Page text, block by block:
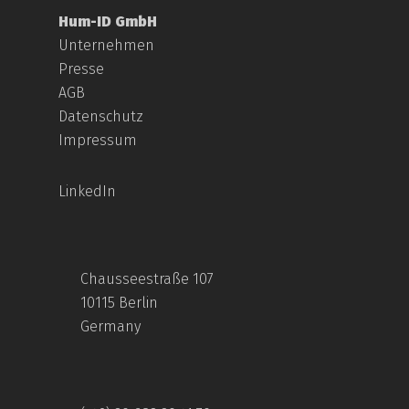
Hum-ID GmbH
Unternehmen
Presse
AGB
Datenschutz
Impressum
LinkedIn
Chausseestraße 107
10115 Berlin
Germany